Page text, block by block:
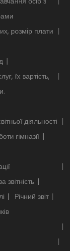
розмір плати
їх вартість,
діяльності
гімназії
звітність
Річний звіт